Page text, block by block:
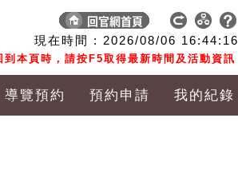
現在時間 : 2026/08/06 16:44:17
到本頁時，請按F5取得最新時間及活動資訊
導覽預約 預約申請 我的紀錄